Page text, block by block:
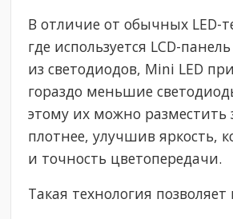
В отличие от обычных LED-
где используется LCD-
из светодиодов, Mini LED
гораздо меньшие
этому их можно разместить
плотнее, улучшив яркость,
и точность цветопередачи.
Такая технология позволяет